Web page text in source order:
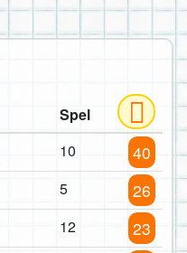
Spel
10 40
5 26
12 23